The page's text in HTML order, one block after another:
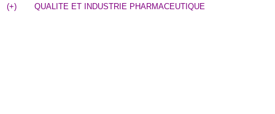
(+) QUALITE ET INDUSTRIE PHARMACEUTIQUE